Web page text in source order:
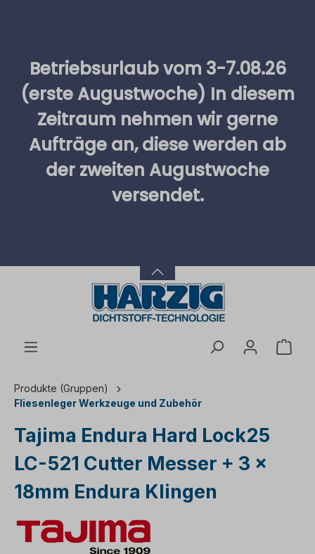
Betriebsurlaub vom 3-7.08.26
(erste Augustwoche) In diesem
Zeitraum nehmen wir gerne
Aufträge an, diese werden ab
der zweiten Augustwoche
versendet.
Produkte (Gruppen)
Fliesenleger Werkzeuge und Zubehör
Tajima Endura Hard Lock25
LC-521 Cutter Messer + 3 x
18mm Endura Klingen